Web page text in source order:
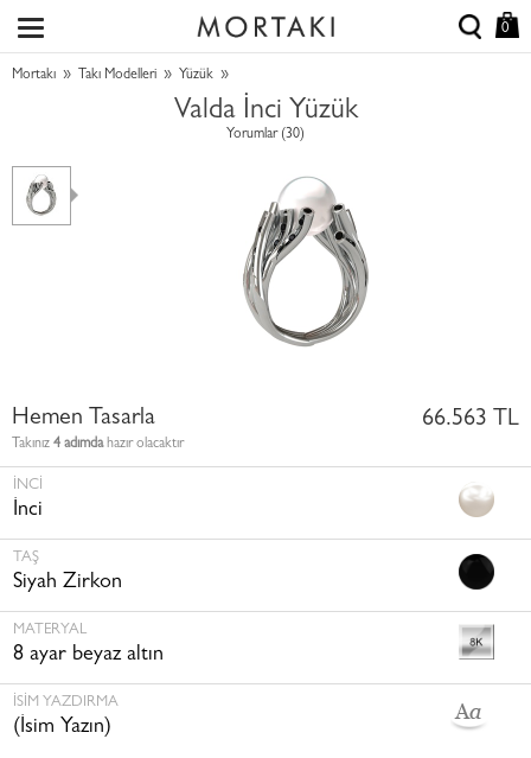
0
Mortakı » Takı Modelleri » Yüzük »
Valda İnci Yüzük
Yorumlar (30)
Hemen Tasarla
Takınız 4 adımdahazır olacaktır
66.563 TL
İNCI
İnci
TAŞ
Siyah Zirkon
MATERYAL
8 ayar beyaz altın
İSİM YAZDIRMA
(İsim Yazın)